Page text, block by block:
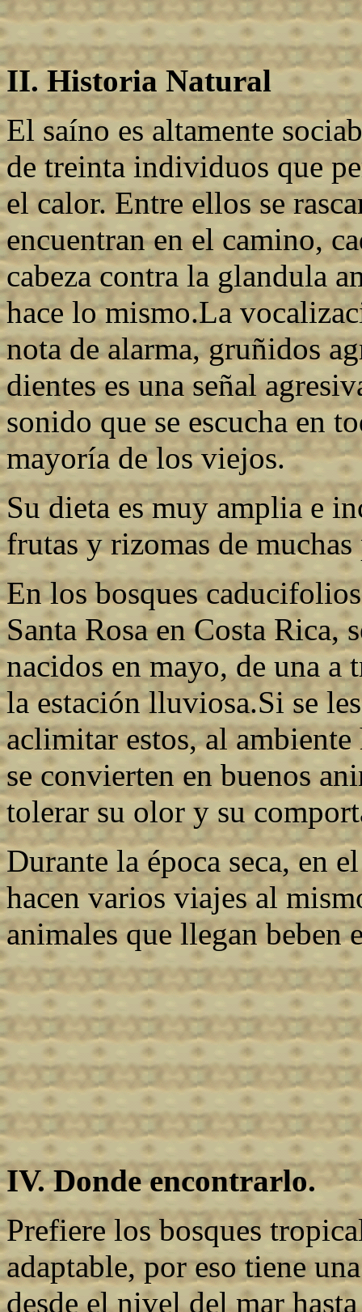
II. Historia Natural
El saíno es altamente
de treinta individuos que
el calor. Entre ellos se
encuentran en el camino,
cabeza contra la glandula
hace lo mismo.La
nota de alarma, gruñidos
dientes es una señal
sonido que se escucha en
mayoría de los viejos.
Su dieta es muy amplia e
frutas y rizomas de muchas
En los bosques
Santa Rosa en Costa Rica,
nacidos en mayo, de una a
la estación lluviosa.Si se
aclimitar estos, al
se convierten en buenos
tolerar su olor y su
Durante la época seca, en
hacen varios viajes al
animales que llegan beben
IV. Donde encontrarlo.
Prefiere los bosques
adaptable, por eso tiene
desde el nivel del mar